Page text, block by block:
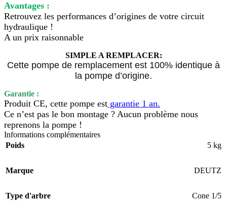
Avantages :
Retrouvez les performances d’origines de votre circuit
hydraulique !
A un prix raisonnable
SIMPLE A REMPLACER:
Cette pompe de remplacement est 100% identique à
la pompe d’origine.
Garantie :
Produit CE, cette pompe est garantie 1 an.
Ce n’est pas le bon montage ? Aucun problème nous
reprenons la pompe !
Informations complémentaires
Poids
5 kg
Marque DEUTZ
Type d'arbre Cone 1/5